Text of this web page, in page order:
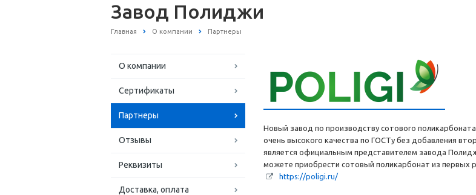
Завод Полиджи
Главная О компании Партнеры
О компании
Сертификаты
Партнеры
Отзывы
Реквизиты
Доставка, оплата
Новый завод по производству сотового
очень высокого качества по ГОСТу без добавления
является официальным представителем завода
можете приобрести сотовый поликарбонат из первых
https://poligi.ru/